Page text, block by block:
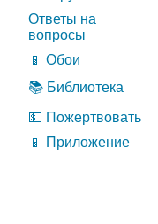
Ответы на
вопросы
📱 Обои
📚 Библиотека
💵 Пожертвовать
📱 Приложение